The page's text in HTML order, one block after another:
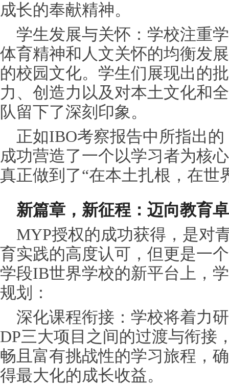
成长的奉献精神。
学生发展与关怀：学校注重
体育精神和人文关怀的均衡发
的校园文化。学生们展现出的
力、创造力以及对本土文化和
队留下了深刻印象。
正如IBO考察报告中所指出
成功营造了一个以学习 者为核
真正做到了“在本土扎根，在世
新篇章，新征程：迈向教育
MYP授权的成功获得，是对
育实践的高度认可，但更是一
学段IB世界学校的新平台上，
规划：
深化课程衔接：学校将着力
DP三大项目之间的过渡与衔接
畅且富有挑战性的学习 旅程，
得最大化的成长收益。